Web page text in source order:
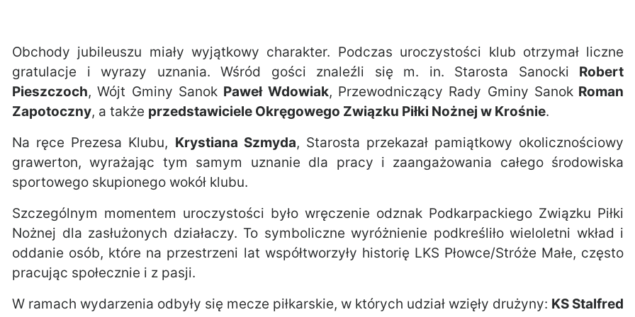
Obchody jubileuszu miały wyjątkowy charakter. Podczas uroczystości klub otrzymał liczne
gratulacje i wyrazy uznania. Wśród gości znaleźli się m. in. Starosta Sanocki Robert
Pieszczoch, Wójt Gminy Sanok Paweł Wdowiak, Przewodniczący Rady Gminy Sanok Roman
Zapotoczny, a także przedstawiciele Okręgowego Związku Piłki Nożnej w Krośnie.
Na ręce Prezesa Klubu, Krystiana Szmyda, Starosta przekazał pamiątkowy okolicznościowy
grawerton, wyrażając tym samym uznanie dla pracy i zaangażowania całego środowiska
sportowego skupionego wokół klubu.
Szczególnym momentem uroczystości było wręczenie odznak Podkarpackiego Związku Piłki
Nożnej dla zasłużonych działaczy. To symboliczne wyróżnienie podkreśliło wieloletni wkład i
oddanie osób, które na przestrzeni lat współtworzyły historię LKS Płowce/Stróże Małe, często
pracując społecznie i z pasji.
W ramach wydarzenia odbyły się mecze piłkarskie, w których udział wzięły drużyny: KS Stalfred